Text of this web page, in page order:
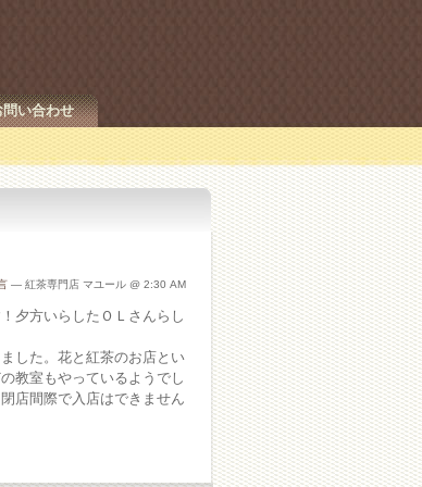
問い合わせ
— 紅茶専門店 マユール @ 2:30 AM
夕方いらしたＯＬさんらし
した。花と紅茶のお店とい
教室もやっているようでし
店間際で入店はできません